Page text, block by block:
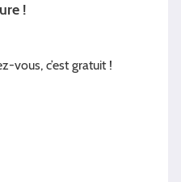
!
vous, c’est gratuit !